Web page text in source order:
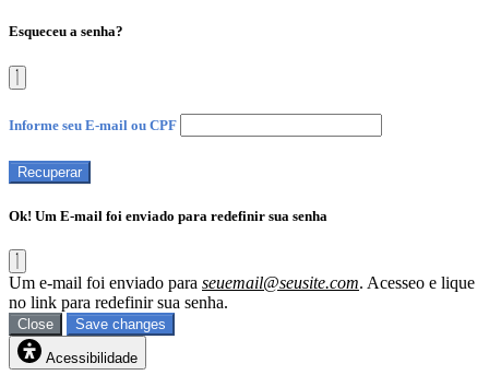
Esqueceu a senha?
Informe seu E-mail ou CPF
Recuperar
Ok! Um E-mail foi enviado para redefinir sua senha
Um e-mail foi enviado para seuemail@seusite.com. Acesseo e lique
no link para redefinir sua senha.
Close Save changes
Acessibilidade